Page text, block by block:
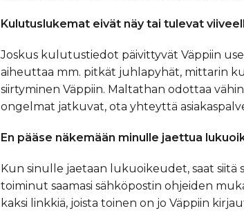
Kulutuslukemat eivät näy tai tulevat
Joskus kulutustiedot päivittyvät Väppiin
aiheuttaa mm. pitkät juhlapyhät, mittarin
siirtyminen Väppiin. Maltathan odottaa
ongelmat jatkuvat, ota yhteyttä
En pääse näkemään minulle jaettua
Kun sinulle jaetaan lukuoikeudet, saat siitä
toiminut saamasi sähköpostin ohjeiden
kaksi linkkiä, joista toinen on jo Väppiin